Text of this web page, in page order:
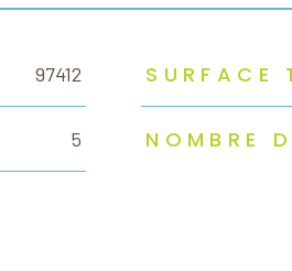
97412 SURFACE
5 NOMBRE